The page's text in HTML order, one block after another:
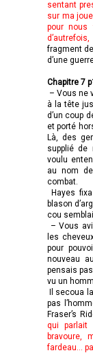
sentant
sur ma
pour nous
fragment
d’une
Chapitre 7
– Vous ne
à la tête
d’un coup
et porté
Là, des
supplié de
voulu
au nom
combat.
Hayes
blason
cou
– Vous
les
pour
nouveau
pensais
vu un
Il secoua
pas
Fraser’s
qui parlait
bravoure,
fardeau…